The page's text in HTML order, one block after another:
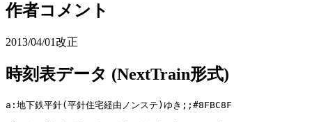
作者コメント
2013/04/01改正
時刻表データ (NextTrain形式)
a:地下鉄平針(平針住宅経由ノンステ)ゆき;;#8FBC8F